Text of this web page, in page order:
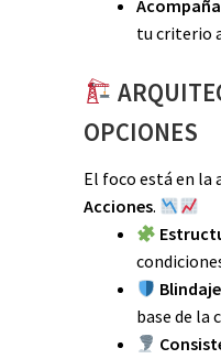
tu criterio
OPCIONES
El foco está en la
Acciones.
base de la